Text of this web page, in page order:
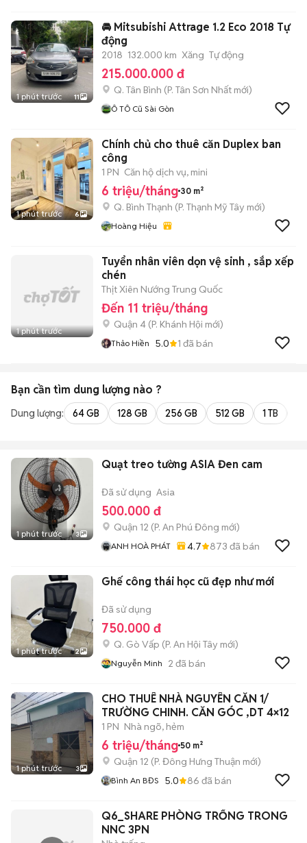
1 phút trước 11
🚘 Mitsubishi Attrage 1.2 Eco 2018 Tự
động
2018 132.000 km Xăng Tự động
215.000.000 đ
Q. Tân Bình (P. Tân Sơn Nhất mới)
Ô TÔ Cũ Sài Gòn
1 phút trước 6
Chính chủ cho thuê căn Duplex ban
công
1 PN Căn hộ dịch vụ, mini
6 triệu/tháng 30 m²
Q. Bình Thạnh (P. Thạnh Mỹ Tây mới)
Hoàng Hiệu
1 phút trước
Tuyển nhân viên dọn vệ sinh , sắp xếp
chén
Thịt Xiên Nướng Trung Quốc
Đến 11 triệu/tháng
Quận 4 (P. Khánh Hội mới)
Thảo Hiền 5.0 1 đã bán
Bạn cần tìm dung lượng nào ?
Dung lượng: 64 GB 128 GB 256 GB 512 GB 1 TB
1 phút trước 3
Quạt treo tường ASIA Đen cam
Đã sử dụng Asia
500.000 đ
Quận 12 (P. An Phú Đông mới)
ANH HOÀ PHÁT 4.7 873 đã bán
1 phút trước 2
Ghế công thái học cũ đẹp như mới
Đã sử dụng
750.000 đ
Q. Gò Vấp (P. An Hội Tây mới)
Nguyễn Minh 2 đã bán
1 phút trước 3
CHO THUÊ NHÀ NGUYÊN CĂN 1/
TRƯỜNG CHINH. CĂN GÓC ,DT 4×12
1 PN Nhà ngõ, hẻm
6 triệu/tháng 50 m²
Quận 12 (P. Đông Hưng Thuận mới)
Bình An BĐS 5.0 86 đã bán
Q6_SHARE PHÒNG TRỐNG TRONG
NNC 3PN